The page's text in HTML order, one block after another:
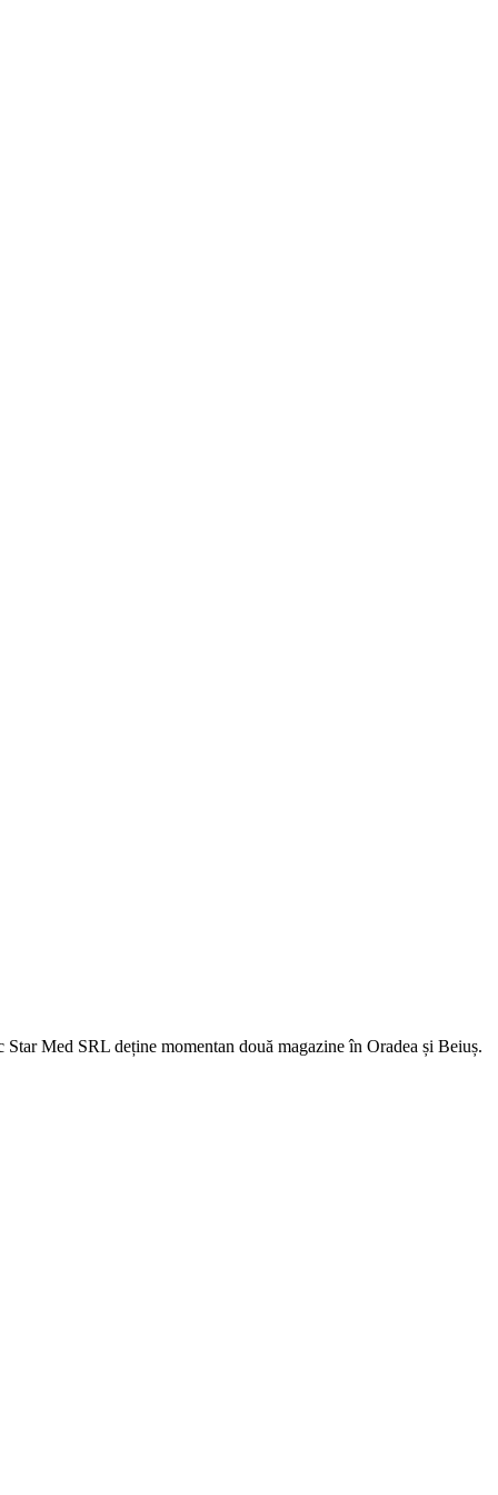
Med SRL deține momentan două magazine în Oradea și Beiuș.